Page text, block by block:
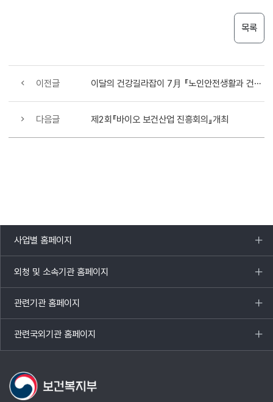
목록
이전글 이달의 건강길라잡이 7月 『노인안전생활과 건강』
다음글 제2회『바이오 보건산업 진흥회의』개최
사업별 홈페이지
목록
열기
외청 및 소속기관 홈페이지
목록
열기
관련기관 홈페이지
목록
열기
관련국외기관 홈페이지
목록
열기